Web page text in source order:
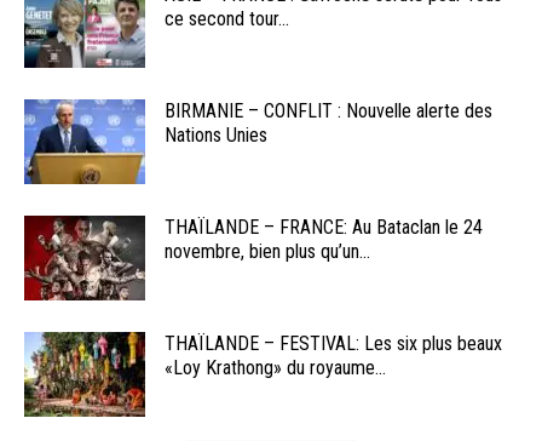
ce second tour...
BIRMANIE – CONFLIT : Nouvelle alerte des
Nations Unies
THAÏLANDE – FRANCE: Au Bataclan le 24
novembre, bien plus qu’un...
THAÏLANDE – FESTIVAL: Les six plus beaux
«Loy Krathong» du royaume...